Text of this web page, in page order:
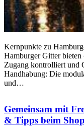
Kernpunkte zu
Hamburger Gitter bieten
Zugang kontrolliert und
Handhabung: Die
und…
Gemeinsam mit
& Tipps beim